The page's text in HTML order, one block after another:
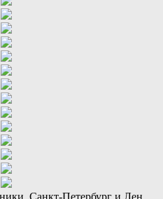
Санкт-Петербург и Лен.